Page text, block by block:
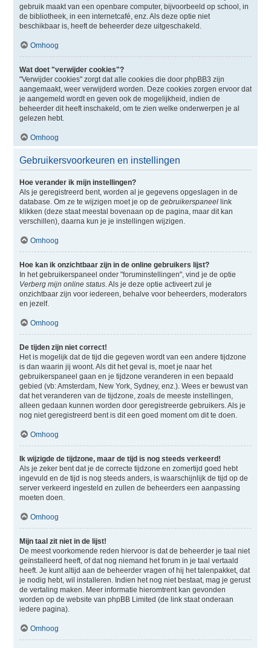
gebruik maakt van een openbare computer, bijvoorbeeld op school, in
de bibliotheek, in een internetcafé, enz. Als deze optie niet
beschikbaar is, heeft de beheerder deze uitgeschakeld.
Omhoog
Wat doet "verwijder cookies"?
"Verwijder cookies" zorgt dat alle cookies die door phpBB3 zijn
aangemaakt, weer verwijderd worden. Deze cookies zorgen ervoor dat
je aangemeld wordt en geven ook de mogelijkheid, indien de
beheerder dit heeft inschakeld, om te zien welke onderwerpen je al
gelezen hebt.
Omhoog
Gebruikersvoorkeuren en instellingen
Hoe verander ik mijn instellingen?
Als je geregistreerd bent, worden al je gegevens opgeslagen in de
database. Om ze te wijzigen moet je op de gebruikerspaneellink
klikken (deze staat meestal bovenaan op de pagina, maar dit kan
verschillen), daarna kun je je instellingen wijzigen.
Omhoog
Hoe kan ik onzichtbaar zijn in de online gebruikers lijst?
In het gebruikerspaneel onder "foruminstellingen", vind je de optie
Verberg mijn online status. Als je deze optie activeert zul je
onzichtbaar zijn voor iedereen, behalve voor beheerders, moderators
en jezelf.
Omhoog
De tijden zijn niet correct!
Het is mogelijk dat de tijd die gegeven wordt van een andere tijdzone
is dan waarin jij woont. Als dit het geval is, moet je naar het
gebruikerspaneel gaan en je tijdzone veranderen in een bepaald
gebied (vb: Amsterdam, New York, Sydney, enz.). Wees er bewust van
dat het veranderen van de tijdzone, zoals de meeste instellingen,
alleen gedaan kunnen worden door geregistreerde gebruikers. Als je
nog niet geregistreerd bent is dit een goed moment om dit te doen.
Omhoog
Ik wijzigde de tijdzone, maar de tijd is nog steeds verkeerd!
Als je zeker bent dat je de correcte tijdzone en zomertijd goed hebt
ingevuld en de tijd is nog steeds anders, is waarschijnlijk de tijd op de
server verkeerd ingesteld en zullen de beheerders een aanpassing
moeten doen.
Omhoog
Mijn taal zit niet in de lijst!
De meest voorkomende reden hiervoor is dat de beheerder je taal niet
geïnstalleerd heeft, of dat nog niemand het forum in je taal vertaald
heeft. Je kunt altijd aan de beheerder vragen of hij het talenpakket, dat
je nodig hebt, wil installeren. Indien het nog niet bestaat, mag je gerust
de vertaling maken. Meer informatie hieromtrent kan gevonden
worden op de website van phpBB Limited (de link staat onderaan
iedere pagina).
Omhoog